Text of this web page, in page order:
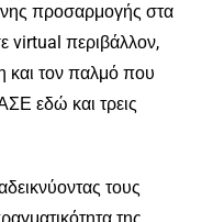
προσαρμογής στα
virtual περιβάλλον,
και τον παλμό που
εδώ και τρεις
τους